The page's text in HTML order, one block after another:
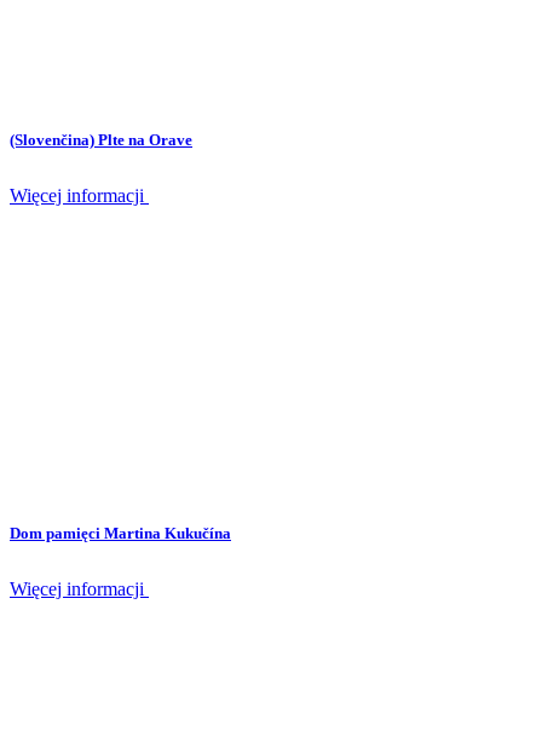
(Slovenčina) Plte na Orave
Więcej informacji
Dom pamięci Martina Kukučína
Więcej informacji